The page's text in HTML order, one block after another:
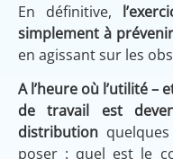
En définitive,
simplement à
en agissant sur les
A l’heure où l’utilité –
de travail est
distribution
poser : quel est le